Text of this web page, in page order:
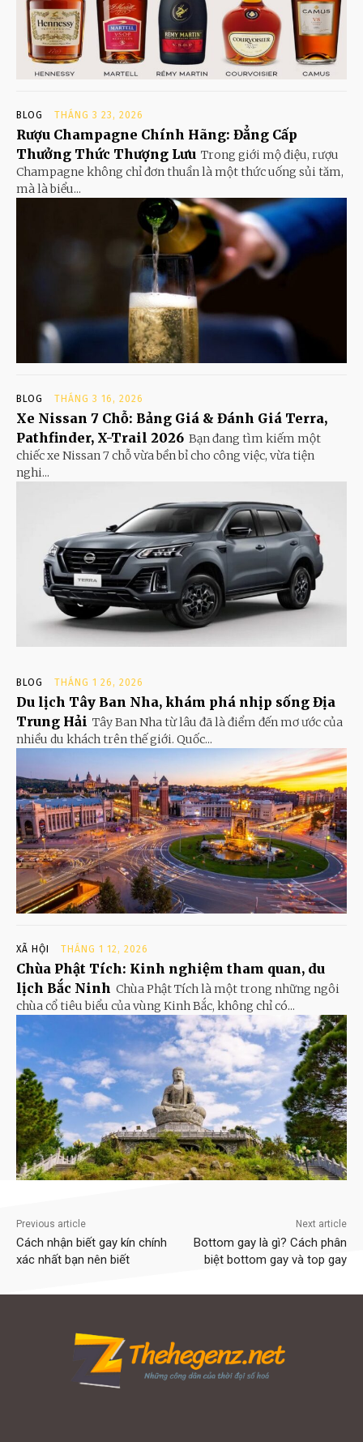
BLOG THÁNG 3 23, 2026
Rượu Champagne Chính Hãng: Đẳng Cấp
Thưởng Thức Thượng Lưu Trong giới mộ điệu, rượu
Champagne không chỉ đơn thuần là một thức uống sủi tăm,
mà là biểu...
BLOG THÁNG 3 16, 2026
Xe Nissan 7 Chỗ: Bảng Giá & Đánh Giá Terra,
Pathfinder, X-Trail 2026 Bạn đang tìm kiếm một
chiếc xe Nissan 7 chỗ vừa bền bỉ cho công việc, vừa tiện
nghi...
BLOG THÁNG 1 26, 2026
Du lịch Tây Ban Nha, khám phá nhịp sống Địa
Trung Hải Tây Ban Nha từ lâu đã là điểm đến mơ ước của
nhiều du khách trên thế giới. Quốc...
XÃ HỘI THÁNG 1 12, 2026
Chùa Phật Tích: Kinh nghiệm tham quan, du
lịch Bắc Ninh Chùa Phật Tích là một trong những ngôi
chùa cổ tiêu biểu của vùng Kinh Bắc, không chỉ có...
Previous article
Cách nhận biết gay kín chính
xác nhất bạn nên biết
Next article
Bottom gay là gì? Cách phân
biệt bottom gay và top gay